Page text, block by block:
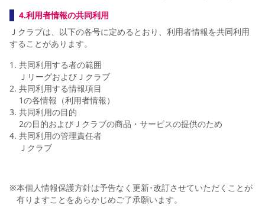
4.利用者情報の共同利用
Ｊクラブは、以下の各号に定めるとおり、利用者情報を共同利用
することがあります。
共同利用する者の範囲
ＪリーグおよびＪクラブ
共同利用する情報項目
1の各情報（利用者情報）
共同利用の目的
2の目的およびＪクラブの商品・サービスの提供のため
共同利用の管理責任者
Ｊクラブ
※本個人情報保護方針は予告なく更新･改訂させていただくことが
有りますことをあらかじめご了承願います。